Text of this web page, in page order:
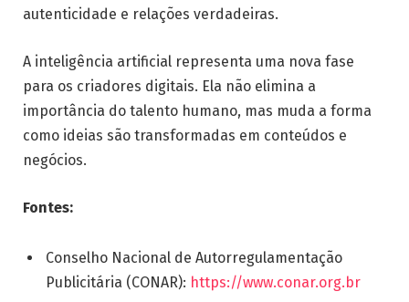
autenticidade e relações verdadeiras.
A inteligência artificial representa uma nova fase
para os criadores digitais. Ela não elimina a
importância do talento humano, mas muda a forma
como ideias são transformadas em conteúdos e
negócios.
Fontes:
Conselho Nacional de Autorregulamentação
Publicitária (CONAR): https://www.conar.org.br